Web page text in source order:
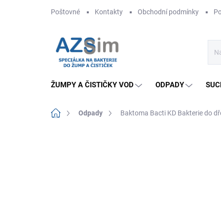
Poštovné Kontakty Obchodní podmínky
ŽUMPY A ČISTIČKY VOD ODPADY
Domů Odpady Baktoma Bacti KD Bakterie do